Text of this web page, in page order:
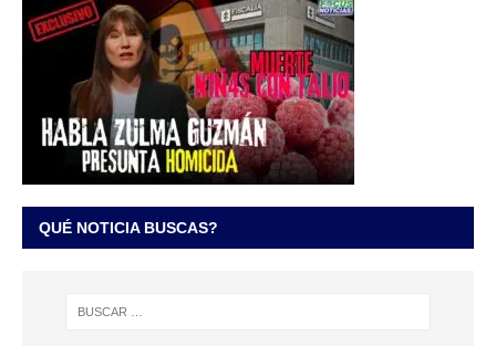
QUÉ NOTICIA BUSCAS?